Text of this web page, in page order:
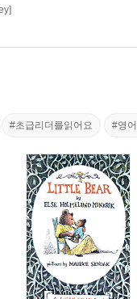
#초급리더를읽어요 #영